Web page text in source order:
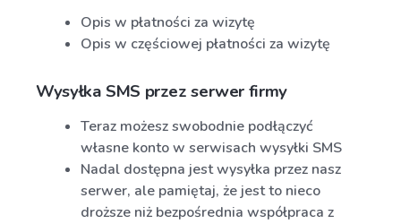
Opis w płatności za wizytę
Opis w częściowej płatności za wizytę
Wysyłka SMS przez serwer firmy
Teraz możesz swobodnie podłączyć
własne konto w serwisach wysyłki SMS
Nadal dostępna jest wysyłka przez nasz
serwer, ale pamiętaj, że jest to nieco
droższe niż bezpośrednia współpraca z